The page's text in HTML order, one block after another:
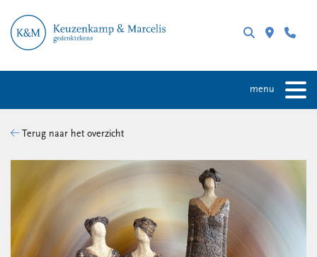
menu
Terug naar het overzicht